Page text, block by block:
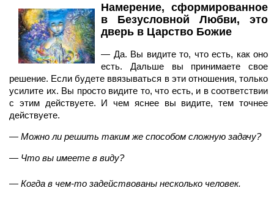
Намерение, сформированное
в Безусловной Любви, это
дверь в Царство Божие
— Да. Вы видите то, что есть, как оно
есть. Дальше вы принимаете свое
решение. Если будете ввязываться в эти отношения, только
усилите их. Вы просто видите то, что есть, и в соответствии
с этим действуете. И чем яснее вы видите, тем точнее
действуете.
— Можно ли решить таким же способом сложную задачу?
— Что вы имеете в виду?
— Когда в чем-то задействованы несколько человек.